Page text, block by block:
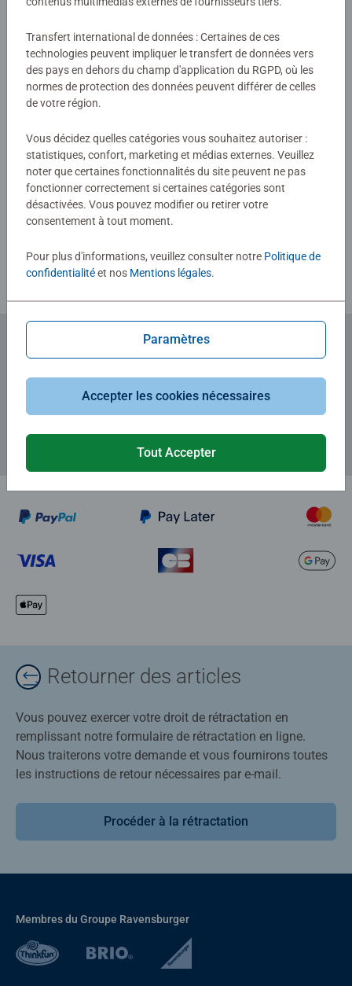
Aucune évaluation n'a encore été
soumise
Rédiger une évaluation
Abonnez-vous à notre newsletter
Retourner des articles
Vous pouvez exercer votre droit de rétractation en
remplissant notre formulaire de rétractation en ligne.
Nous traiterons votre demande et vous fournirons toutes
les instructions de retour nécessaires par e-mail.
Procéder à la rétractation
Membres du Groupe Ravensburger
Transfert international de données : Certaines de ces
technologies peuvent impliquer le transfert de données vers
des pays en dehors du champ d'application du RGPD, où les
normes de protection des données peuvent différer de celles
de votre région.
Vous décidez quelles catégories vous souhaitez autoriser :
statistiques, confort, marketing et médias externes. Veuillez
noter que certaines fonctionnalités du site peuvent ne pas
fonctionner correctement si certaines catégories sont
désactivées. Vous pouvez modifier ou retirer votre
consentement à tout moment.
Pour plus d'informations, veuillez consulter notre Politique de
confidentialitéet nos Mentions légales.
Paramètres
Accepter les cookies nécessaires
Tout Accepter